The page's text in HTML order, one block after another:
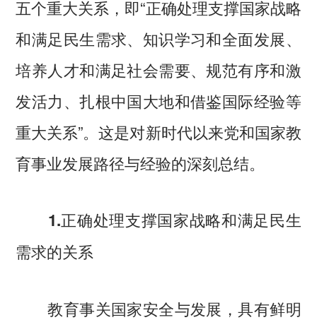
五个重大关系，即“正确处理支撑国家战略
和满足民生需求、知识学习和全面发展、
培养人才和满足社会需要、规范有序和激
发活力、扎根中国大地和借鉴国际经验等
重大关系”。这是对新时代以来党和国家教
育事业发展路径与经验的深刻总结。
1.正确处理支撑国家战略和满足民生
需求的关系
教育事关国家安全与发展，具有鲜明